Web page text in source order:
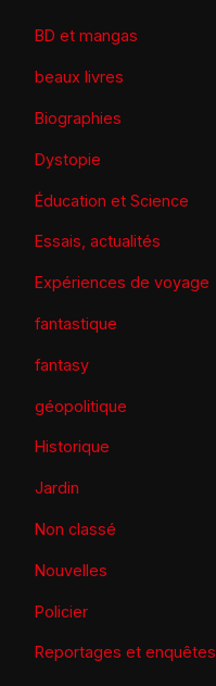
BD et mangas
beaux livres
Biographies
Dystopie
Éducation et Science
Essais, actualités
Expériences de voyage
fantastique
fantasy
géopolitique
Historique
Jardin
Non classé
Nouvelles
Policier
Reportages et enquêtes